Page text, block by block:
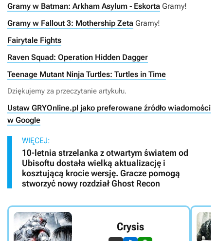
Gramy w Batman: Arkham Asylum - Eskorta Gramy!
Gramy w Fallout 3: Mothership Zeta Gramy!
Fairytale Fights
Raven Squad: Operation Hidden Dagger
Teenage Mutant Ninja Turtles: Turtles in Time
Dziękujemy za przeczytanie artykułu.
Ustaw GRYOnline.pl jako preferowane źródło wiadomości
w Google
WIĘCEJ:
10-letnia strzelanka z otwartym światem od
Ubisoftu dostała wielką aktualizację i
kosztującą krocie wersję. Gracze pomogą
stworzyć nowy rozdział Ghost Recon
Crysis